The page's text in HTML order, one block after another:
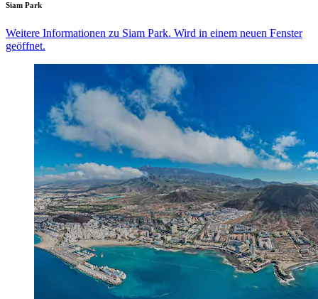
Siam Park
Weitere Informationen zu Siam Park. Wird in einem neuen Fenster
geöffnet.